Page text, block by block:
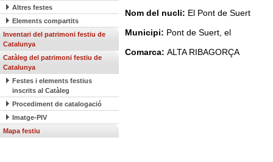
Altres festes
Elements compartits
Inventari del patrimoni festiu de
Catalunya
Catàleg del patrimoni festiu de
Catalunya
Festes i elements festius
inscrits al Catàleg
Procediment de catalogació
Imatge-PIV
Mapa festiu
Nom del nucli: El Pont de Suert
Municipi: Pont de Suert, el
Comarca: ALTA RIBAGORÇA